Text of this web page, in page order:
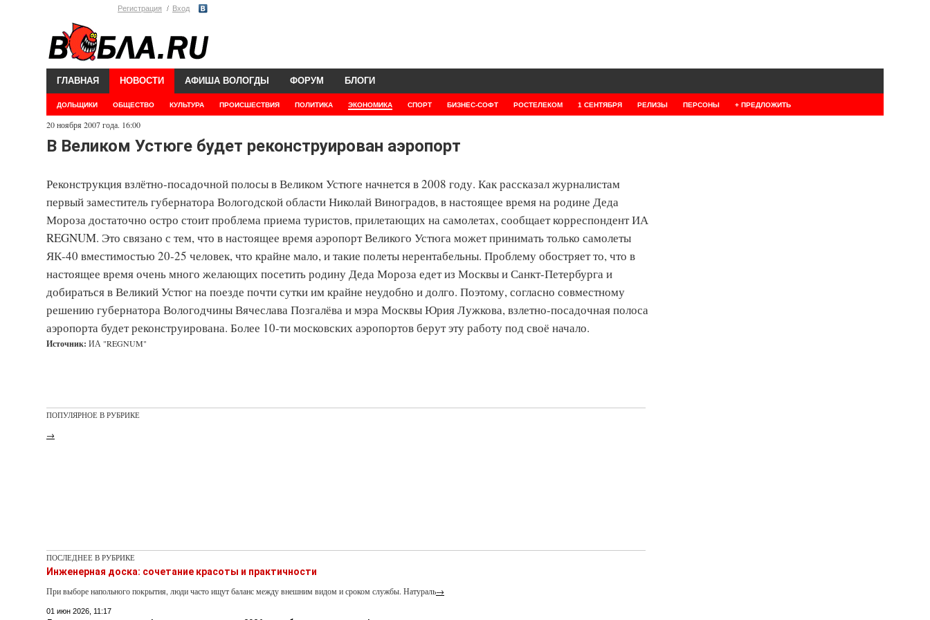
Регистрация Вход
ГЛАВНАЯ НОВОСТИ
ДОЛЬЩИКИ ОБЩЕСТВО КУЛЬТУРА ПРОИСШЕСТВИЯ ПОЛИТИКА ЭКОНОМИКА СПОРТ БИЗНЕС-СОФТ РОСТЕЛЕКОМ 1 СЕНТЯБРЯ РЕЛИЗЫ ПЕРСОНЫ + ПРЕДЛОЖИТЬ
АФИША ВОЛОГДЫ ФОРУМ БЛОГИ
20 ноября 2007 года. 16:00
В Великом Устюге будет реконструирован аэропорт
Реконструкция взлётно-посадочной полосы в Великом Устюге начнется в 2008 году. Как рассказал журналистам
первый заместитель губернатора Вологодской области Николай Виноградов, в настоящее время на родине Деда
Мороза достаточно остро стоит проблема приема туристов, прилетающих на самолетах, сообщает корреспондент ИА
REGNUM. Это связано с тем, что в настоящее время аэропорт Великого Устюга может принимать только самолеты
ЯК-40 вместимостью 20-25 человек, что крайне мало, и такие полеты нерентабельны. Проблему обостряет то, что в
настоящее время очень много желающих посетить родину Деда Мороза едет из Москвы и Санкт-Петербурга и
добираться в Великий Устюг на поезде почти сутки им крайне неудобно и долго. Поэтому, согласно совместному
решению губернатора Вологодчины Вячеслава Позгалёва и мэра Москвы Юрия Лужкова, взлетно-посадочная полоса
аэропорта будет реконструирована. Более 10-ти московских аэропортов берут эту работу под своё начало.
Источник: ИА "REGNUM"
ПОПУЛЯРНОЕ В РУБРИКЕ
→
ПОСЛЕДНЕЕ В РУБРИКЕ
Инженерная доска: сочетание красоты и практичности
При выборе напольного покрытия, люди часто ищут баланс между внешним видом и сроком службы. Натураль→
01 июн 2026, 11:17